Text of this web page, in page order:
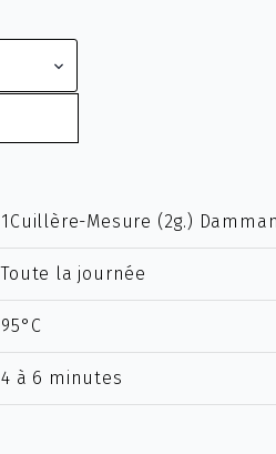
1Cuillère-Mesure (2g.)
Toute la journée
95°C
4 à 6 minutes